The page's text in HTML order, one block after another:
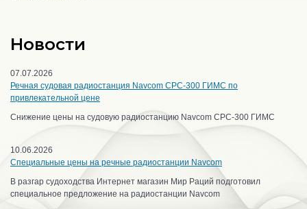
Новости
07.07.2026
Речная судовая радиостанция Navcom CPC-300 ГИМС по
привлекательной цене
Снижение цены на судовую радиостанцию Navcom CPC-300 ГИМС
10.06.2026
Специальные цены на речные радиостанции Navcom
В разгар судоходства Интернет магазин Мир Раций подготовил
специальное предложение на радиостанции Navcom